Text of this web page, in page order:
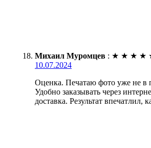
Михаил Муромцев : ★ ★ ★ ★
10.07.2024
Оценка. Печатаю фото уже не в
Удобно заказывать через
доставка. Результат впечатлил,